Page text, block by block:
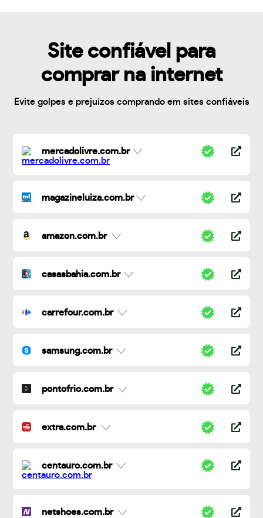
Site confiável para
comprar na internet
Evite golpes e prejuízos comprando em sites confiáveis
mercadolivre.com.br
magazineluiza.com.br
amazon.com.br
casasbahia.com.br
carrefour.com.br
samsung.com.br
pontofrio.com.br
extra.com.br
centauro.com.br
netshoes.com.br